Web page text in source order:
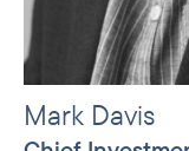
Mark Davis